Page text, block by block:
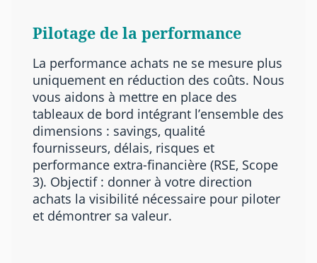
Pilotage de la performance
La performance achats ne se mesure plus
uniquement en réduction des coûts. Nous
vous aidons à mettre en place des
tableaux de bord intégrant l’ensemble des
dimensions : savings, qualité
fournisseurs, délais, risques et
performance extra-financière (RSE, Scope
3). Objectif : donner à votre direction
achats la visibilité nécessaire pour piloter
et démontrer sa valeur.